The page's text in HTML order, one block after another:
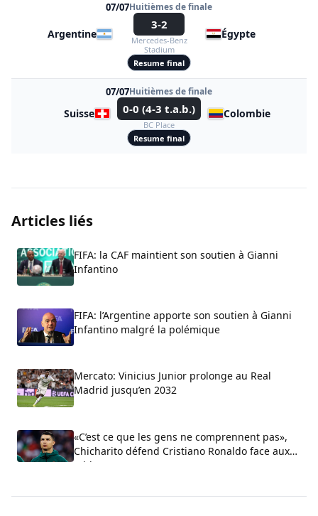
07/07Huitièmes de finale
Argentine
3-2
Mercedes-Benz
Stadium
Égypte
Resume final
07/07Huitièmes de finale
Suisse 0-0 (4-3 t.a.b.)
BC Place
Colombie
Resume final
Articles liés
FIFA: la CAF maintient son soutien à Gianni
Infantino
FIFA: l’Argentine apporte son soutien à Gianni
Infantino malgré la polémique
Mercato: Vinicius Junior prolonge au Real
Madrid jusqu’en 2032
«C’est ce que les gens ne comprennent pas»,
Chicharito défend Cristiano Ronaldo face aux
critiques sur son arrogance